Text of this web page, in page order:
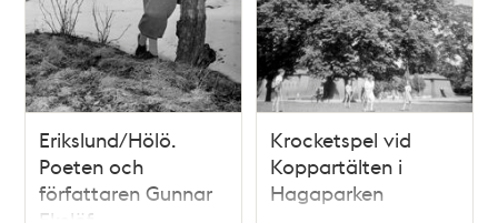
Erikslund/Hölö.
Poeten och
författaren Gunnar
Krocketspel vid
Koppartälten i
Hagaparken